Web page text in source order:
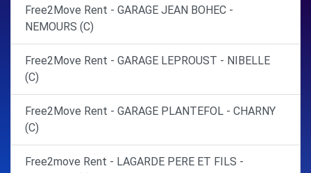
Free2Move Rent - GARAGE JEAN BOHEC -
NEMOURS (C)
Free2Move Rent - GARAGE LEPROUST - NIBELLE
(C)
Free2Move Rent - GARAGE PLANTEFOL - CHARNY
(C)
Free2move Rent - LAGARDE PERE ET FILS -